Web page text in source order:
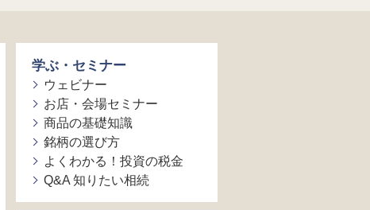
学ぶ・セミナー
ウェビナー
お店・会場セミナー
商品の基礎知識
銘柄の選び方
よくわかる！投資の税金
Q&A 知りたい相続